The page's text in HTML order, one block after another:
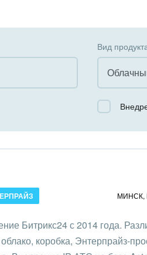
Вид
Все
МИНСК,
Битрикс24 с 2014 года.
коробка, Энтерпрайз-